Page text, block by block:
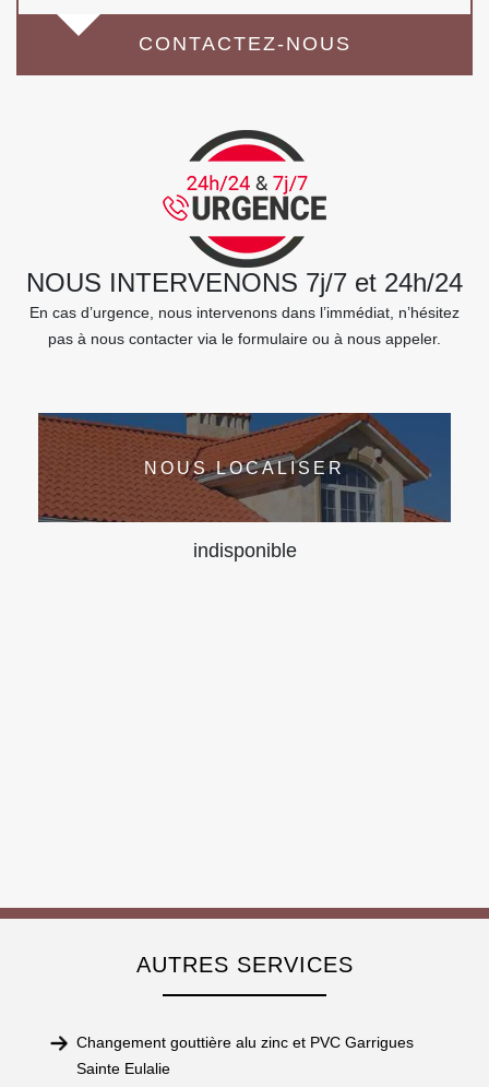
CONTACTEZ-NOUS
NOUS INTERVENONS 7j/7 et 24h/24
En cas d’urgence, nous intervenons dans l’immédiat, n’hésitez
pas à nous contacter via le formulaire ou à nous appeler.
NOUS LOCALISER
indisponible
AUTRES SERVICES
Changement gouttière alu zinc et PVC Garrigues
Sainte Eulalie